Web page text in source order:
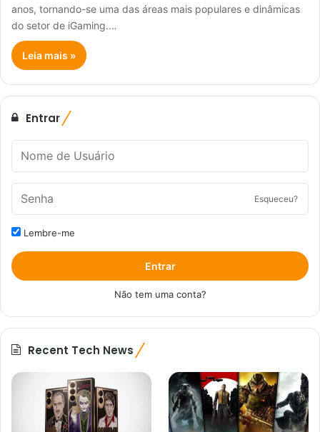
anos, tornando-se uma das áreas mais populares e dinâmicas
do setor de iGaming.…
Leia mais »
Entrar
Esqueceu?
Lembre-me
Entrar
Não tem uma conta?
Recent Tech News